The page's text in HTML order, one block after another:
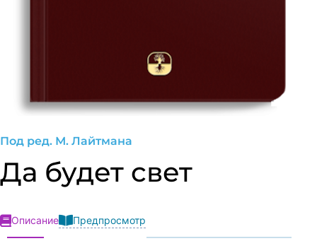
Под ред. М. Лайтмана
Да будет свет
Описание Предпросмотр